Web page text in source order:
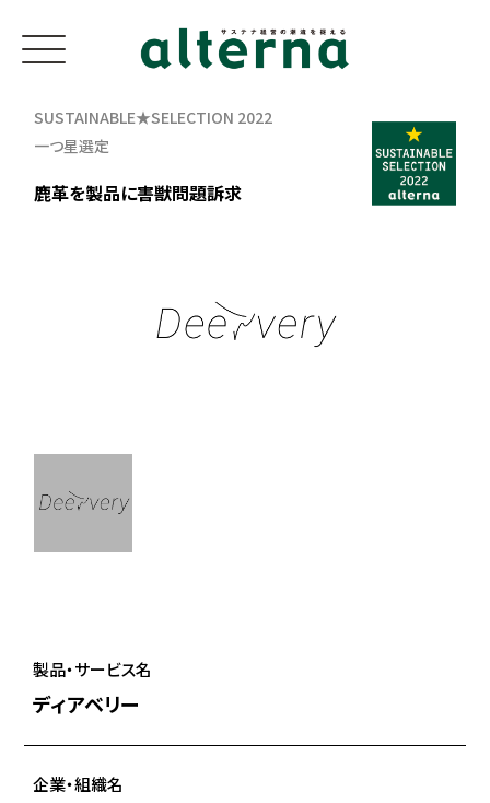
SUSTAINABLE★SELECTION 2022
一つ星選定
鹿革を製品に害獣問題訴求
製品・サービス名
ディアベリー
企業・組織名